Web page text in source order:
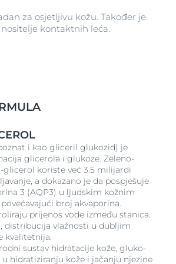
te kao rezultat toga postaje
krema poboljšava hidraciju
kože s pomoću humektanta kao
Koža također ima svoj
akvaporine. Oni prenose vodu
i podržavaju hidraciju kože
ACTIVE jača njihovu
sadrži gluko-glicerol
sastojak koji dokazano
hidratacije kože pomoću
To znači da, uz ograničavanje
vode na vanjske slojeve kože,
ACTIVE poboljšava hidracijski
za osjetljivu kožu. Također je
kontaktnih leća.
i kao gliceril glukozid) je
glicerola i glukoze. Zeleno-
glicerol koriste već 3.5 milijardi
a dokazano je da pospješuje
3 (AQP3) u ljudskim kožnim
broj akvaporina.
prijenos vode između stanica.
distribucija vlažnosti u dubljim
kvalitetnija.
sustav hidratacije kože, gluko-
hidratiziranju kože i jačanju njezine